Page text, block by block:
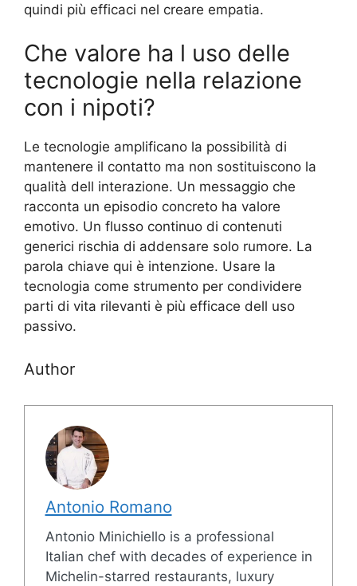
quindi più efficaci nel creare empatia.
Che valore ha l uso delle
tecnologie nella relazione
con i nipoti?
Le tecnologie amplificano la possibilità di
mantenere il contatto ma non sostituiscono la
qualità dell interazione. Un messaggio che
racconta un episodio concreto ha valore
emotivo. Un flusso continuo di contenuti
generici rischia di addensare solo rumore. La
parola chiave qui è intenzione. Usare la
tecnologia come strumento per condividere
parti di vita rilevanti è più efficace dell uso
passivo.
Author
Antonio Romano
Antonio Minichiello is a professional
Italian chef with decades of experience in
Michelin-starred restaurants, luxury